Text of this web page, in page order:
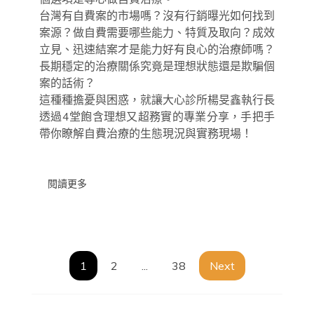
講
座
台灣有自費案的市場嗎？沒有行銷曝光如何找到
案源？做自費需要哪些能力、特質及取向？成效
立見、迅速結案才是能力好有良心的治療師嗎？
長期穩定的治療關係究竟是理想狀態還是欺騙個
案的話術？
這種種擔憂與困惑，就讓大心診所楊旻鑫執行長
透過4堂飽含理想又超務實的專業分享，手把手
帶你瞭解自費治療的生態現況與實務現場！
閱讀更多
章
1 2 ... 38 Next